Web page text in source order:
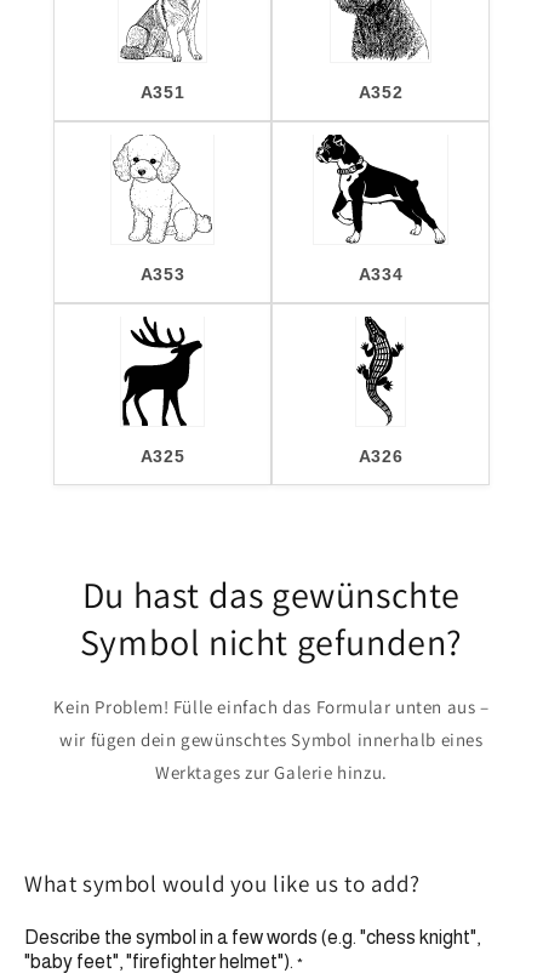
A351 A352
A353 A334
A325 A326
Du hast das gewünschte
Symbol nicht gefunden?
Kein Problem! Fülle einfach das Formular unten aus –
wir fügen dein gewünschtes Symbol innerhalb eines
Werktages zur Galerie hinzu.
What symbol would you like us to add?
Describe the symbol in a few words (e.g. "chess knight",
"baby feet", "firefighter helmet"). *